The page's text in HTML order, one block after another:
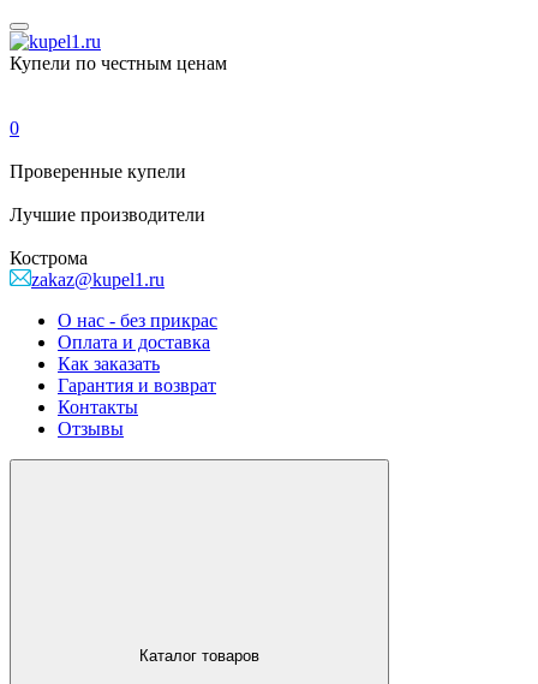
Купели по честным ценам
0
Проверенные купели
Лучшие производители
Кострома
zakaz@kupel1.ru
О нас - без прикрас
Оплата и доставка
Как заказать
Гарантия и возврат
Контакты
Отзывы
Каталог товаров